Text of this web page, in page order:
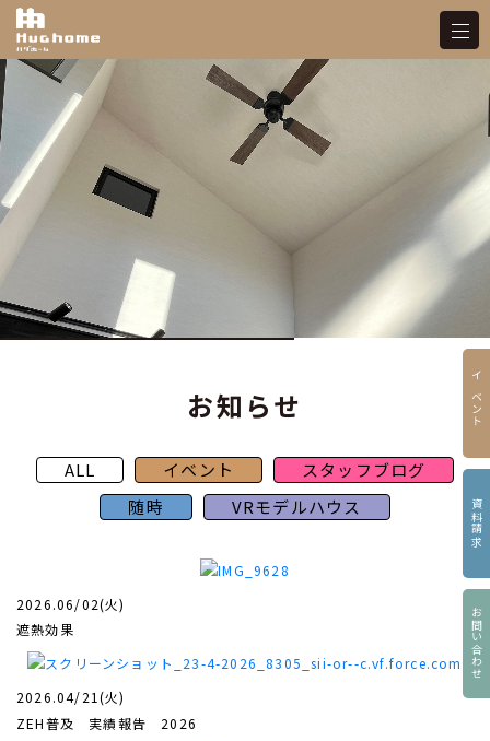
イベント
資料請求
お問い合わせ
お知らせ
ALL イベント
スタッフブログ
随時
VRモデルハウス
2026.06/02(火)
遮熱効果
2026.04/21(火)
ZEH普及 実績報告 2026